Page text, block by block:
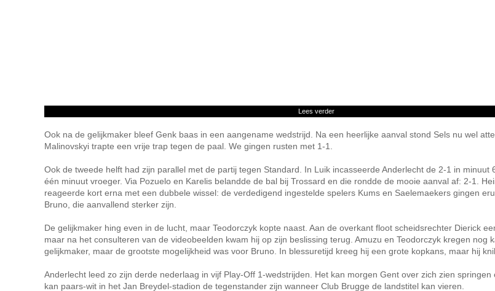
Lees verder
Ook na de gelijkmaker bleef Genk baas in een aangename wedstrijd. Na een heerlijke aanval stond Sels nu wel
Malinovskyi trapte een vrije trap tegen de paal. We gingen rusten met 1-1.
Ook de tweede helft had zijn parallel met de partij tegen Standard. In Luik incasseerde Anderlecht de 2-1 in minuut
één minuut vroeger. Via Pozuelo en Karelis belandde de bal bij Trossard en die rondde de mooie aanval af: 2-1.
reageerde kort erna met een dubbele wissel: de verdedigend ingestelde spelers Kums en Saelemaekers gingen
Bruno, die aanvallend sterker zijn.
De gelijkmaker hing even in de lucht, maar Teodorczyk kopte naast. Aan de overkant floot scheidsrechter Dierick
maar na het consulteren van de videobeelden kwam hij op zijn beslissing terug. Amuzu en Teodorczyk kregen nog
gelijkmaker, maar de grootste mogelijkheid was voor Bruno. In blessuretijd kreeg hij een grote kopkans, maar hij
Anderlecht leed zo zijn derde nederlaag in vijf Play-Off 1-wedstrijden. Het kan morgen Gent over zich zien springen
kan paars-wit in het Jan Breydel-stadion de tegenstander zijn wanneer Club Brugge de landstitel kan vieren.